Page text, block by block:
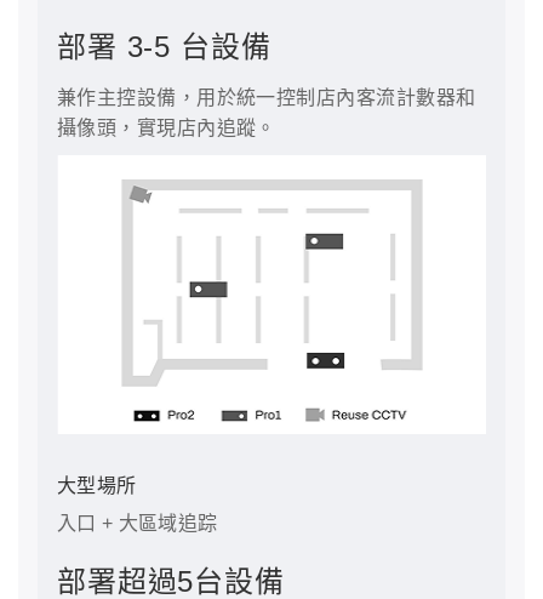
部署 3-5 台設備
兼作主控設備，用於統一控制店內客流計數器和
攝像頭，實現店內追蹤。
大型場所
入口 + 大區域追踪
部署超過5台設備